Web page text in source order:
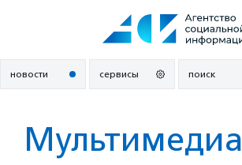
новости сервисы поиск
Мультимедиа